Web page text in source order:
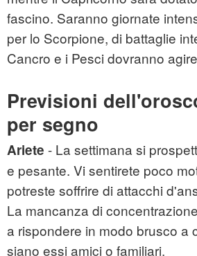
fascino. Saranno giornate
per lo Scorpione, di battaglie
Cancro e i Pesci dovranno
Previsioni
per segno
Ariete - La settimana si
e pesante. Vi sentirete poco
potreste soffrire di attacchi
La mancanza di
a rispondere in modo brusco a
siano essi amici o familiari.